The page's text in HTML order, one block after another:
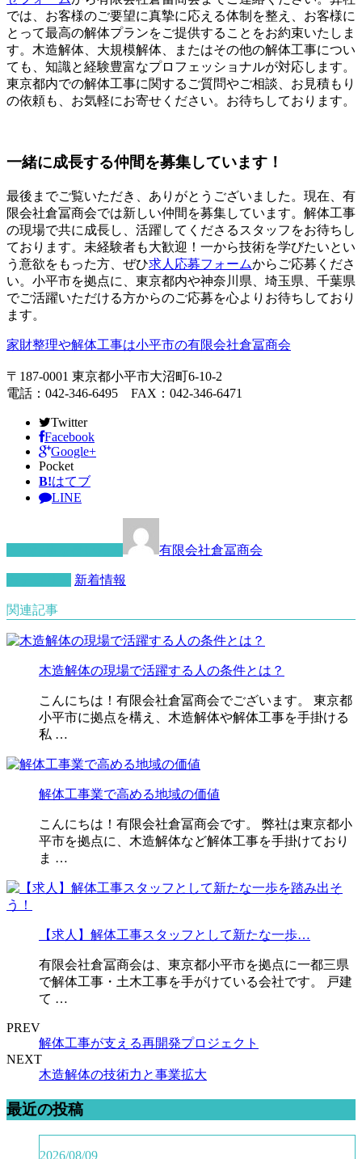
では、お客様のご要望に真摯に応える体制を整え、お客様に
とって最高の解体プランをご提供することをお約束いたしま
す。木造解体、大規模解体、またはその他の解体工事につい
ても、知識と経験豊富なプロフェッショナルが対応します。
東京都内での解体工事に関するご質問やご相談、お見積もり
の依頼も、お気軽にお寄せください。お待ちしております。
一緒に成長する仲間を募集しています！
最後までご覧いただき、ありがとうございました。現在、有
限会社倉冨商会では新しい仲間を募集しています。解体工事
の現場で共に成長し、活躍してくださるスタッフをお待ちし
ております。未経験者も大歓迎！一から技術を学びたいとい
う意欲をもった方、ぜひ求人応募フォームからご応募くださ
い。小平市を拠点に、東京都内や神奈川県、埼玉県、千葉県
でご活躍いただける方からのご応募を心よりお待ちしており
ます。
家財整理や解体工事は小平市の有限会社倉冨商会
〒187-0001 東京都小平市大沼町6-10-2
電話：042-346-6495 FAX：042-346-6471
Twitter
Facebook
Google+
Pocket
B!はてブ
LINE
有限会社倉冨商会
新着情報
関連記事
木造解体の現場で活躍する人の条件とは？
こんにちは！有限会社倉冨商会でございます。 東京都
小平市に拠点を構え、木造解体や解体工事を手掛ける
私 …
解体工事業で高める地域の価値
こんにちは！有限会社倉冨商会です。 弊社は東京都小
平市を拠点に、木造解体など解体工事を手掛けており
ま …
【求人】解体工事スタッフとして新たな一歩…
有限会社倉冨商会は、東京都小平市を拠点に一都三県
で解体工事・土木工事を手がけている会社です。 戸建
て …
PREV
解体工事が支える再開発プロジェクト
NEXT
木造解体の技術力と事業拡大
最近の投稿
2026/08/09